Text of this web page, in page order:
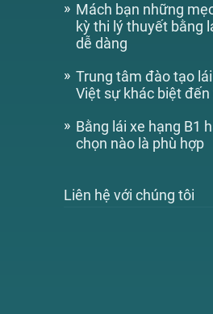
Mách bạn những
kỳ thi lý thuyết bằng
dễ dàng
Trung tâm đào tạo
Việt sự khác biệt
Bằng lái xe hạng B1
chọn nào là phù hợp
Liên hệ với chúng tôi